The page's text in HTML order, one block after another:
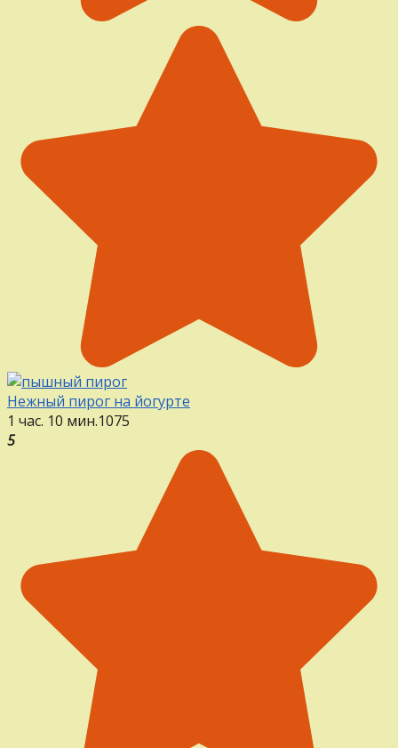
Нежный пирог на йогурте
1 час. 10 мин.1075
5